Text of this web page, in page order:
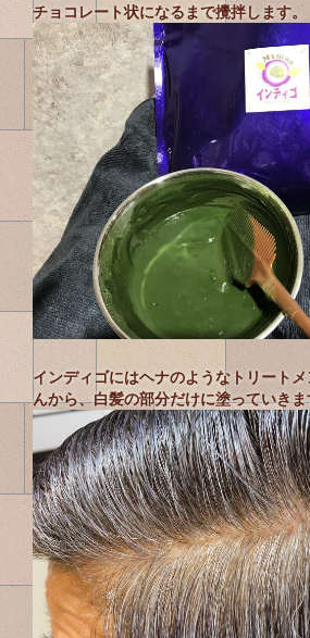
チョコレート状になるまで攪拌します。
インディゴにはヘナのようなトリート
んから、白髪の部分だけに塗っていきま